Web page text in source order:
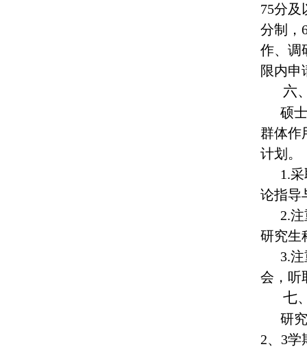
75分及
分制，
作、调
限内申
六
硕
群体作
计划。
1.
论指导
2.
研究生
3.
会，听
七
研
2、3学